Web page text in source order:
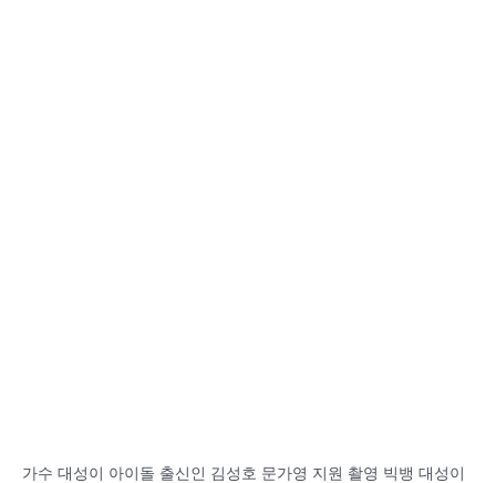
가수 대성이 아이돌 출신인 김성호 문가영 지원 촬영 빅뱅 대성이